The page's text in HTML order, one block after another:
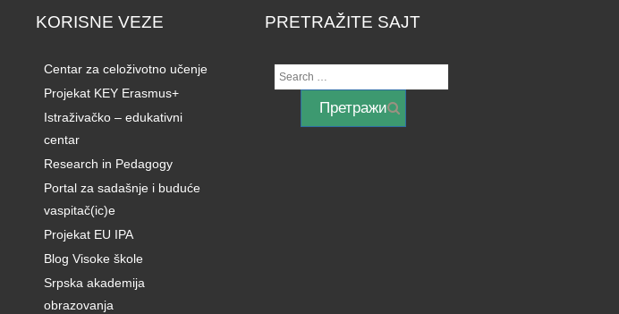
KORISNE VEZE
Centar za celoživotno učenje
Projekat KEY Erasmus+
Istraživačko – edukativni
centar
Research in Pedagogy
Portal za sadašnje i buduće
vaspitač(ic)e
Projekat EU IPA
Blog Visoke škole
Srpska akademija
obrazovanja
PRETRAŽITE SAJT